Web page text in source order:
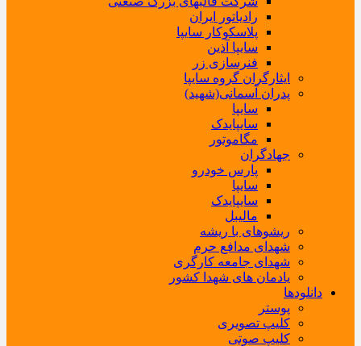
رادیاتور ایران
پلاسکوکار سایپا
سایپا آذین
فنرسازی زر
ایثارگران گروه سایپا
پدران آسمانی(شهید)
سایپا
سایپایدک
مگاموتور
جهادگران
پارس خودرو
سایپا
سایپایدک
مالیبل
ریشوهای با ریشه
شهدای مدافع حرم
شهدای جامعه کارگری
یادمان های شهدا کشور
دانلودها
پوستر
کلیپ تصویری
کلیپ صوتی